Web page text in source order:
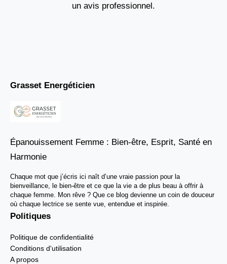
un avis professionnel.
Grasset Energéticien
Épanouissement Femme : Bien-être, Esprit, Santé en
Harmonie
Chaque mot que j’écris ici naît d’une vraie passion pour la
bienveillance, le bien-être et ce que la vie a de plus beau à offrir à
chaque femme. Mon rêve ? Que ce blog devienne un coin de douceur
où chaque lectrice se sente vue, entendue et inspirée.
Politiques
Politique de confidentialité
Conditions d'utilisation
A propos